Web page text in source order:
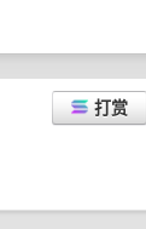
打赏